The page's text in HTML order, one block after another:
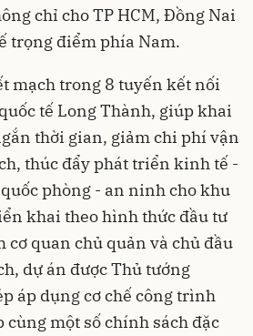
chỉ cho TP HCM, Đồng Nai
trọng điểm phía Nam.
mạch trong 8 tuyến kết nối
tế Long Thành, giúp khai
thời gian, giảm chi phí vận
thúc đẩy phát triển kinh tế -
phòng - an ninh cho khu
khai theo hình thức đầu tư
cơ quan chủ quản và chủ đầu
dự án được Thủ tướng
áp dụng cơ chế công trình
cùng một số chính sách đặc